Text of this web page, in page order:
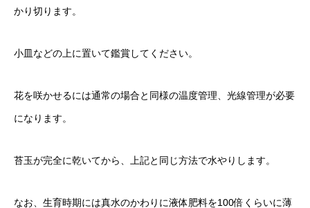
かり切ります。
小皿などの上に置いて鑑賞してください。
花を咲かせるには通常の場合と同様の温度管理、光線管理が必要
になります。
苔玉が完全に乾いてから、上記と同じ方法で水やりします。
なお、生育時期には真水のかわりに液体肥料を100倍くらいに薄